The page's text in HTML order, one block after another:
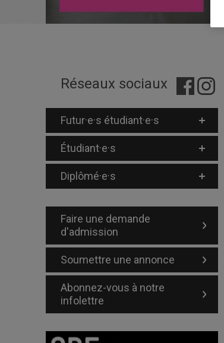
Réseaux sociaux
Futur·e·s étudiant·e·s
Étudiant·e·s
Diplômé·e·s
Faire une demande
d'admission
Soumettre une annonce
Abonnez-vous à notre
infolettre